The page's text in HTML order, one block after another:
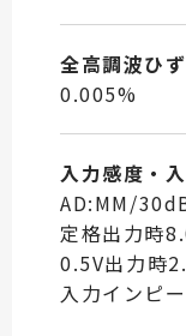
全高調波ひ
0.005%
入力感度・
AD:MM/
定格出力時
0.5V出力時
入力インピ